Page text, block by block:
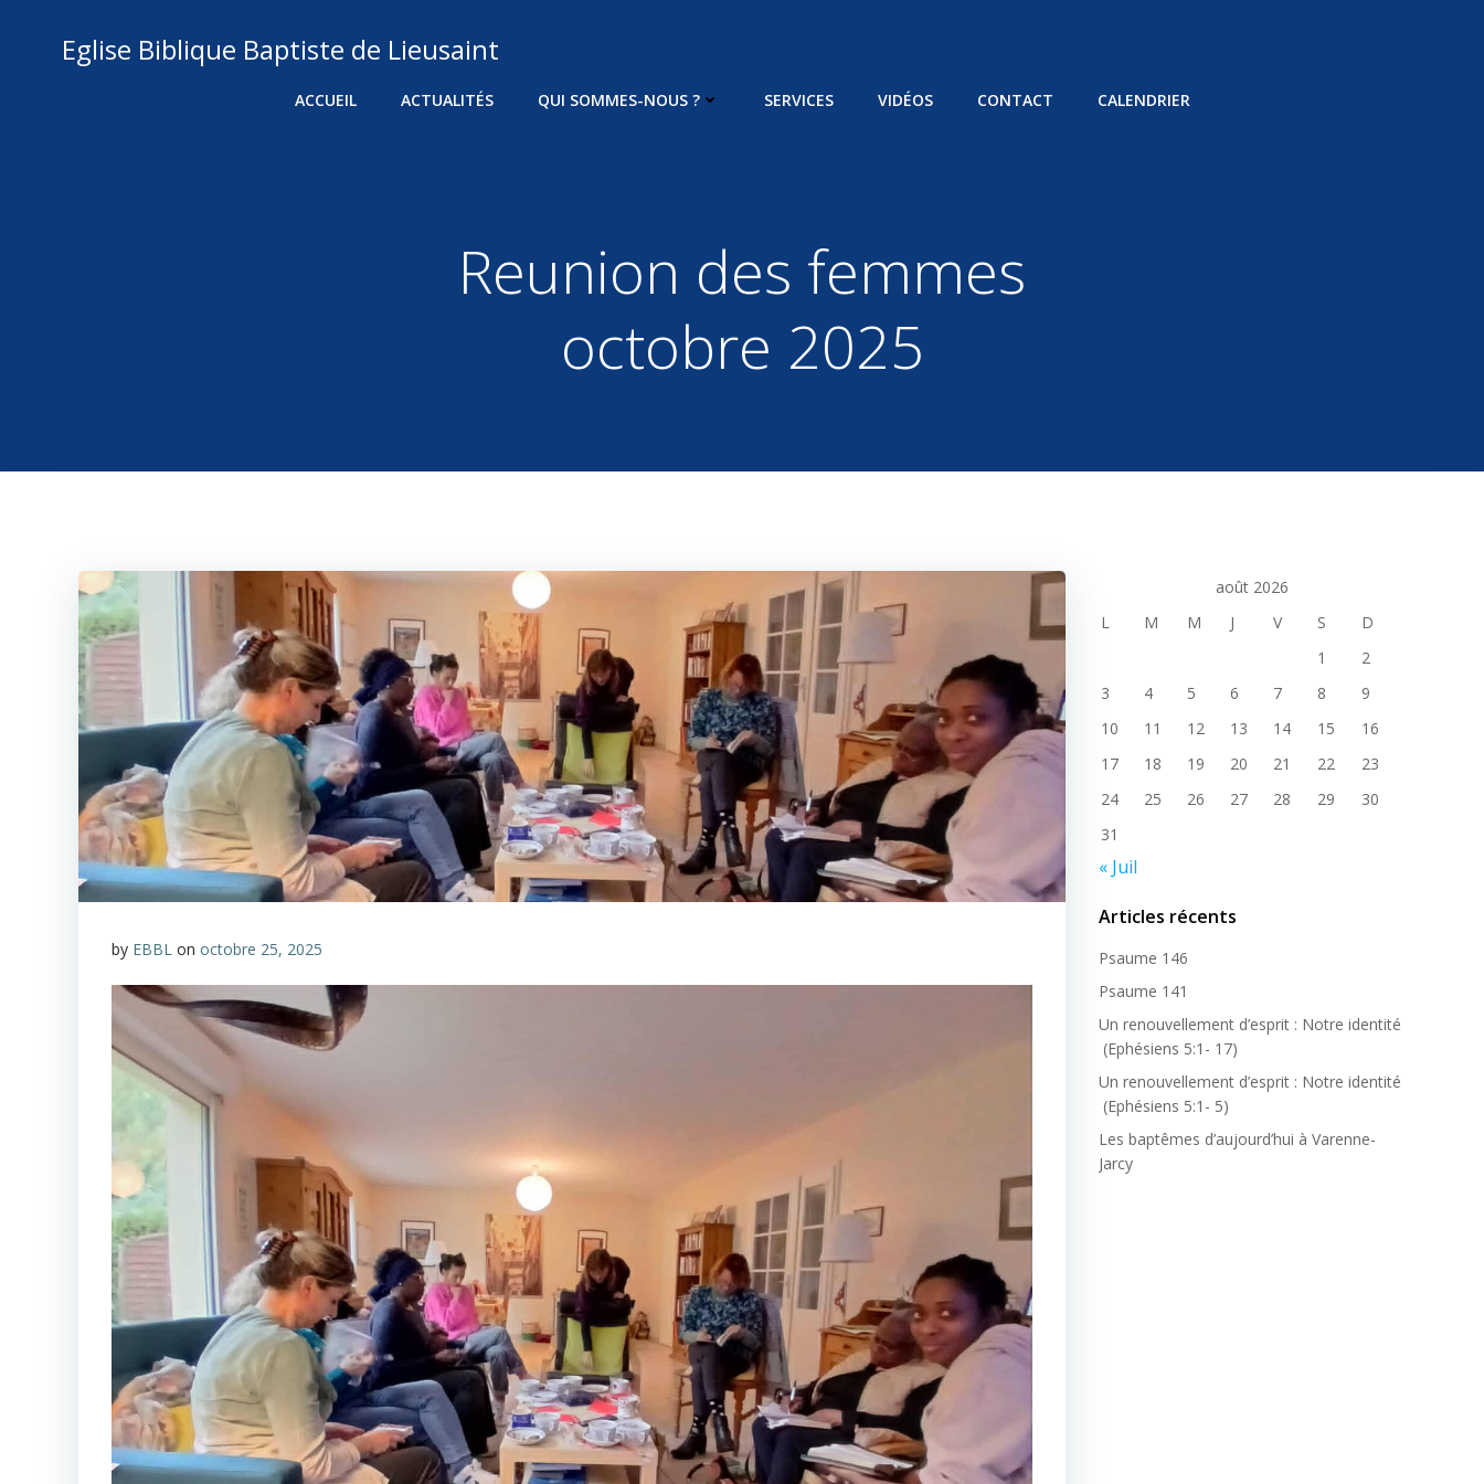
contenuEglise Biblique Baptiste de Lieusaint
ACCUEIL ACTUALITÉS QUI SOMMES-NOUS ? SERVICES VIDÉOS CONTACT CALENDRIER
Reunion des femmes
octobre 2025
by EBBL on octobre 25, 2025
août 2026
L
M M J V S
D
1
2
3
4 5 6 7 8
9
10
11 12 13 14 15
16
17
18 19 20 21 22
23
24
25 26 27 28 29
30
31
« Juil
Articles récents
Psaume 146
Psaume 141
Un renouvellement d’esprit : Notre identité
(Ephésiens 5:1- 17)
Un renouvellement d’esprit : Notre identité
(Ephésiens 5:1- 5)
Les baptêmes d’aujourd’hui à Varenne-
Jarcy